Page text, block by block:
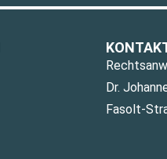
Dr.
Fasolt-